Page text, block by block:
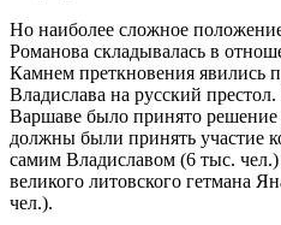
Но наиболее сложное
Романова складывалась в
Камнем преткновения явились
Владислава на русский
Варшаве было принято
должны были принять участие
самим Владиславом (6 тыс.
великого литовского гетмана
чел.).